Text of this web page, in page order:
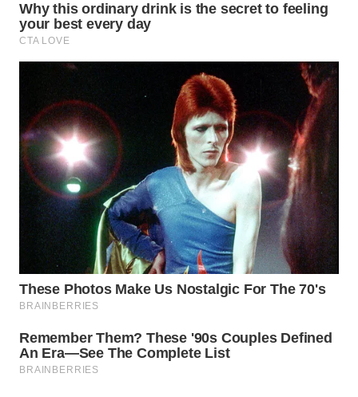
SULSEL
GORONTALO
WN
SULUT
WN
MALUKU
WN
MALUT
WN
DAIRI
WN
DANAU